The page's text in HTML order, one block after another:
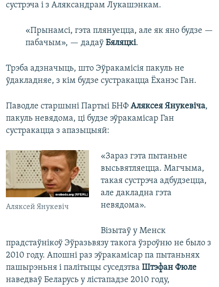
сустрэча і з Аляксандрам Лукашэнкам.
«Прынамсі, гэта плянуецца, але як яно будзе —
пабачым», — дадаў Бяляцкі.
Трэба адзначыць, што Эўракамісія пакуль не
ўдакладняе, з кім будзе сустракацца Ёханэс Ган.
Паводле старшыні Партыі БНФ Аляксея Янукевіча,
пакуль невядома, ці будзе эўракамісар Ган
сустракацца з апазыцыяй:
Аляксей Янукевіч
«Зараз гэта пытаньне
высьвятляецца. Магчыма,
такая сустрэча адбудзецца,
але дакладна гэта
невядома».
Візытаў у Менск
прадстаўнікоў Эўразьвязу такога ўзроўню не было з
2010 году. Апошні раз эўракамісар па пытаньнях
пашырэньня і палітыцы суседзтва Штэфан Фюле
наведваў Беларусь у лістападзе 2010 году,